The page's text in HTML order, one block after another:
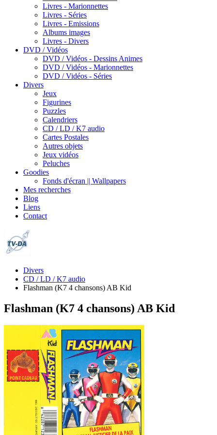
Livres - Marionnettes
Livres - Séries
Livres - Emissions
Albums images
Livres - Divers
DVD / Vidéos
DVD / Vidéos - Dessins Animes
DVD / Vidéos - Marionnettes
DVD / Vidéos - Séries
Divers
Jeux
Figurines
Puzzles
Calendriers
CD / LD / K7 audio
Cartes Postales
Autres objets
Jeux vidéos
Peluches
Goodies
Fonds d'écran || Wallpapers
Mes recherches
Blog
Liens
Contact
Divers
CD / LD / K7 audio
Flashman (K7 4 chansons) AB Kid
Flashman (K7 4 chansons) AB Kid